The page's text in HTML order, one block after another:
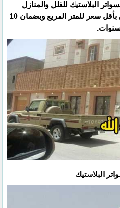
البلاستيك للفلل والمنازل
والمدارس والمسابح والطرق بأقل سعر للمتر المربع وبضمان ‏‏10
سنوات.‏
البلاستيك